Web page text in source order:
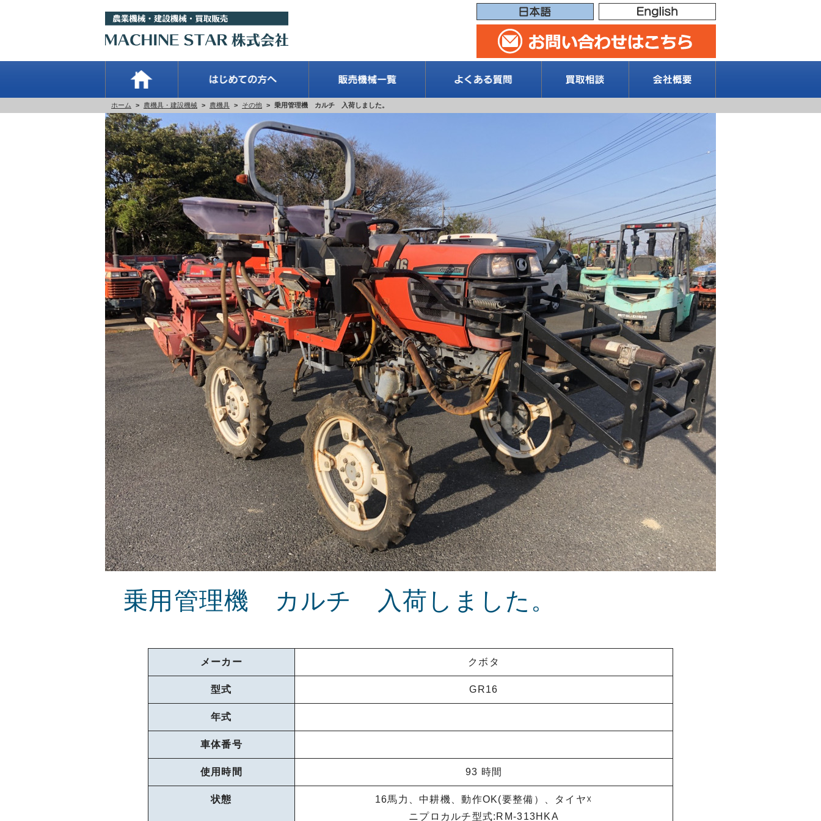
ホーム > 農機具・建設機械 > 農機具 > その他 > 乗用管理機 カルチ 入荷しました。
乗用管理機 カルチ 入荷しました。
メーカー クボタ
型式 GR16
年式
車体番号
使用時間 93 時間
状態
16馬力、中耕機、動作OK(要整備）、タイヤ☓
ニプロカルチ型式:RM-313HKA